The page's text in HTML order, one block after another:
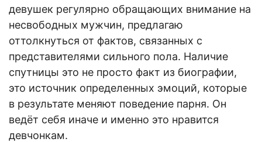
девушек регулярно обращающих внимание на
несвободных мужчин, предлагаю
оттолкнуться от фактов, связанных с
представителями сильного пола. Наличие
спутницы это не просто факт из биографии,
это источник определенных эмоций, которые
в результате меняют поведение парня. Он
ведёт себя иначе и именно это нравится
девчонкам.